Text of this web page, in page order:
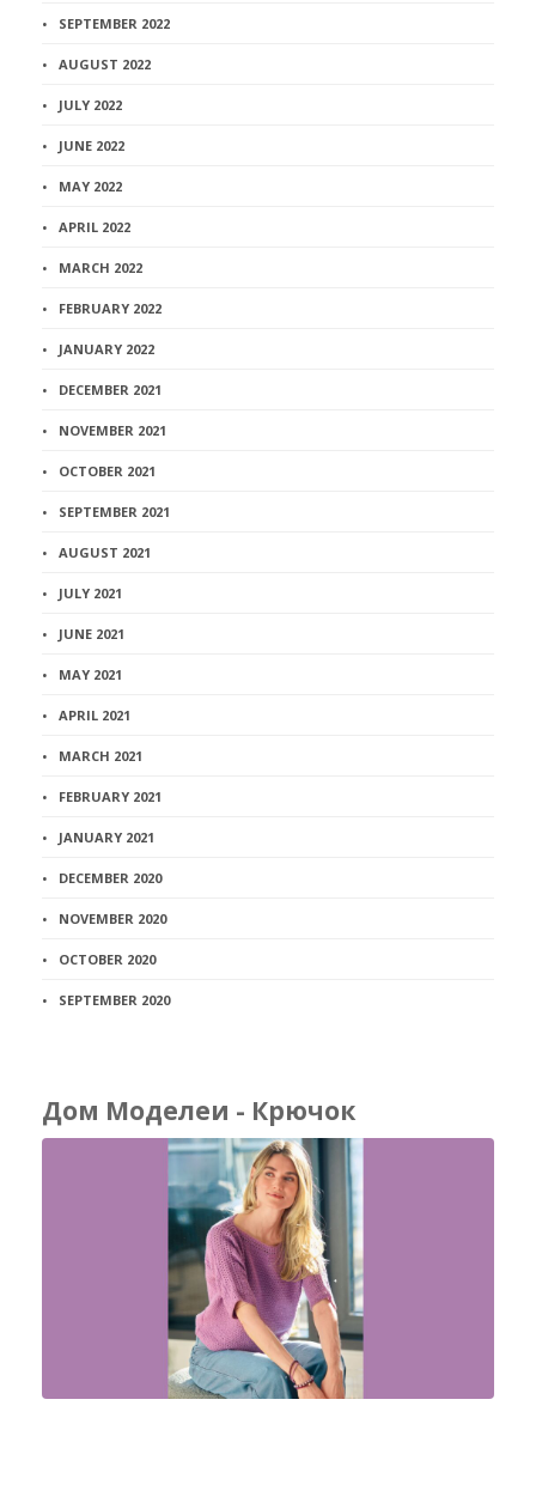
SEPTEMBER 2022
AUGUST 2022
JULY 2022
JUNE 2022
MAY 2022
APRIL 2022
MARCH 2022
FEBRUARY 2022
JANUARY 2022
DECEMBER 2021
NOVEMBER 2021
OCTOBER 2021
SEPTEMBER 2021
AUGUST 2021
JULY 2021
JUNE 2021
MAY 2021
APRIL 2021
MARCH 2021
FEBRUARY 2021
JANUARY 2021
DECEMBER 2020
NOVEMBER 2020
OCTOBER 2020
SEPTEMBER 2020
Дом Моделеи - Крючок